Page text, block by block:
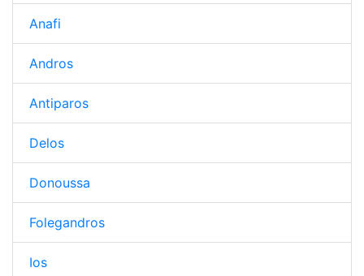
Anafi
Andros
Antiparos
Delos
Donoussa
Folegandros
Ios